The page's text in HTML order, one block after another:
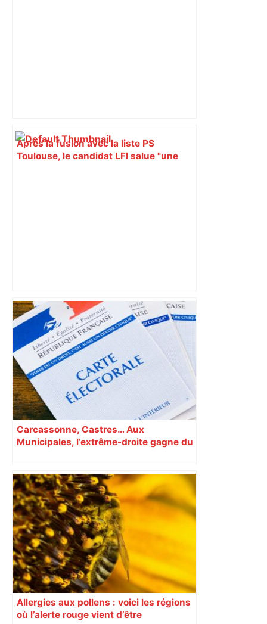
Après la fusion avec la liste PS
Toulouse, le candidat LFI salue "une
Bilan du marché du logement neuf :
une lueur d'espoir pour l'immobilier à
Toulouse ? – Actu.fr
Carcassonne, Castres… Aux
Municipales, l’extrême-droite gagne du
Allergies aux pollens : voici les régions
où l’alerte rouge vient d’être